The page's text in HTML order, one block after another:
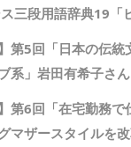
三段用語辞典19「
第5回「日本の伝
系」岩田有希子さん
第6回「在宅勤務
マザースタイルを